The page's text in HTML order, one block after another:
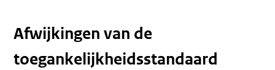
Afwijkingen van de
toegankelijkheidsstandaard